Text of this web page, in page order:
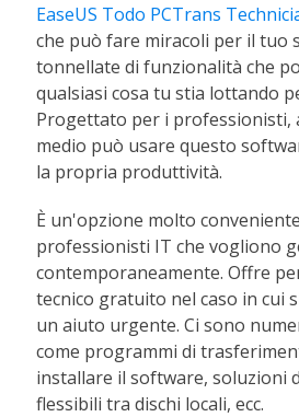
EaseUS Todo PCTrans
che può fare miracoli per il tuo
tonnellate di funzionalità che
qualsiasi cosa tu stia lottando
Progettato per i professionisti,
medio può usare questo
la propria produttività.
È un'opzione molto
professionisti IT che vogliono
contemporaneamente. Offre
tecnico gratuito nel caso in cui
un aiuto urgente. Ci sono
come programmi di
installare il software, soluzioni
flessibili tra dischi locali, ecc.